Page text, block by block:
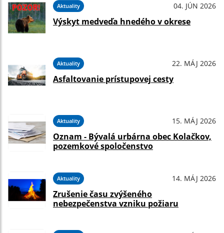
Aktuality 04. JÚN 2026
Výskyt medveďa hnedého v okrese
Aktuality 22. MÁJ 2026
Asfaltovanie prístupovej cesty
Aktuality 15. MÁJ 2026
Oznam - Bývalá urbárna obec Kolačkov,
pozemkové spoločenstvo
Aktuality 14. MÁJ 2026
Zrušenie času zvýšeného
nebezpečenstva vzniku požiaru